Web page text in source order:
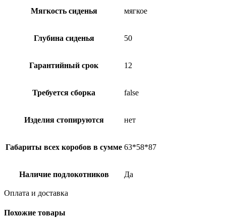
Мягкость сиденья мягкое
Глубина сиденья 50
Гарантийный срок 12
Требуется сборка false
Изделия стопируются нет
Габариты всех коробов в сумме 63*58*87
Наличие подлокотников Да
Оплата и доставка
Похожие товары